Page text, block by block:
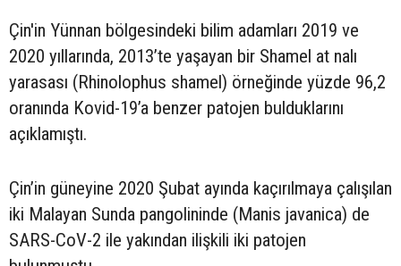
Çin'in Yünnan bölgesindeki bilim adamları 2019 ve
2020 yıllarında, 2013’te yaşayan bir Shamel at nalı
yarasası (Rhinolophus shamel) örneğinde yüzde 96,2
oranında Kovid-19’a benzer patojen bulduklarını
açıklamıştı.
Çin’in güneyine 2020 Şubat ayında kaçırılmaya çalışılan
iki Malayan Sunda pangolininde (Manis javanica) de
SARS-CoV-2 ile yakından ilişkili iki patojen